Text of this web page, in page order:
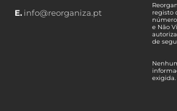
E. info@reorganiza.pt
registo
e Não
de
exigida.